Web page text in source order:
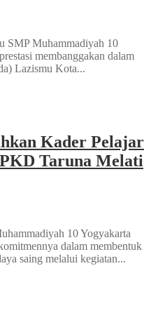
SMP Muhammadiyah 10
membanggakan dalam
Lazismu Kota...
Kader Pelajar
Taruna Melati
10 Yogyakarta
dalam membentuk
saing melalui kegiatan...